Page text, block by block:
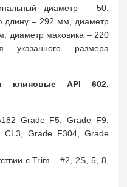
диаметр – 50,
длину – 292 мм, диаметр
диаметр маховика – 220
размера
клиновые API 602,
Grade F5, Grade F9,
Grade F304, Grade
с Trim – #2, 2S, 5, 8,